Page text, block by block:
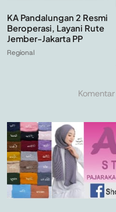
KA Pandalungan 2 Resmi
Beroperasi, Layani Rute
Jember-Jakarta PP
Regional